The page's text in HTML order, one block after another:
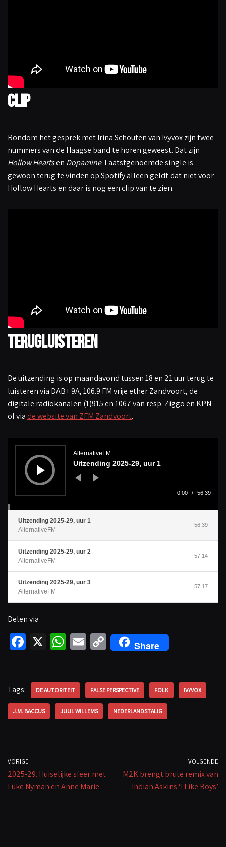
Clip
Rondom het gesprek met Irina Schouten van Ivyvox zijn twee
nummers van de Haagse band te horen geweest. Dat zijn
Hollow Heartsen Dopamine. Laatstgenoemde single is
gewoon terug te vinden op Spotify alleen geldt dat niet voor
Hollow Hearts en daar is nog een clip van te zien.
Terugluisteren
De uitzending is op maandavond tussen 18 en 21 uur terug te
luisteren via DAB+ 9A, 106.9 FM vrije ether Zandvoort, de
digitale radiokanalen (1)915 en 1067 van resp. Ziggo en KPN
of viade website van ZFM Zandvoort.
AlternativeFM
Uitzending 2025-29, uur 1
0:00 / 56:39
Uitzending 2025-29, uur 1
AlternativeFM
56:39
Uitzending 2025-29, uur 2
AlternativeFM
57:14
Uitzending 2025-29, uur 3
AlternativeFM
57:17
Delen via
Fa
o
o
k
X W
sA
p
p
E C
o
y
Li
n
Share
Tags: DE AUTORITEIT FALSE PERSPECTIVE FOLK IVYVOX
J.M. BACCUS JUUL WILLEMS NEDERLANDSTALIG
VORIGE
2025-29. Huiselijke sfeer met
Luke Nyman en Anne Marie
VOLGENDE
M2K brengt brute remix van
Indian Askins ‘I Like Boys’